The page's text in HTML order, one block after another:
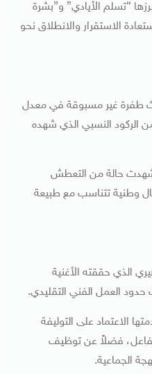
“تسلم الأيادي” و”بشرة
الاستقرار والانطلاق نحو
السياسي والاجتماعي الذي شهدته مصر عقب ثورة 30 يونيو أحدث طفرة غير مسبوقة في معدل
الركود النسبي الذي شهده
شهدت حالة من التعطش
وطنية تتناسب مع طبيعة
الذي حققته الأغنية
حدود العمل الفني التقليدي.
الاعتماد على التوليفة
فضلاً عن توظيف
الجماعية.